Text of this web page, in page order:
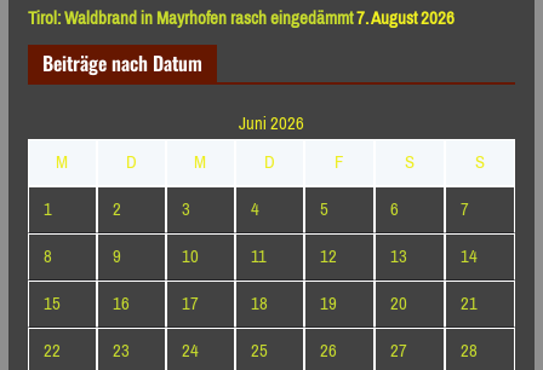
Tirol: Waldbrand in Mayrhofen rasch eingedämmt7. August 2026
Beiträge nach Datum
Juni 2026
M
D M D F S
S
1
2 3 4 5 6
7
8
9 10 11 12 13
14
15
16 17 18 19 20
21
22
23 24 25 26 27 28